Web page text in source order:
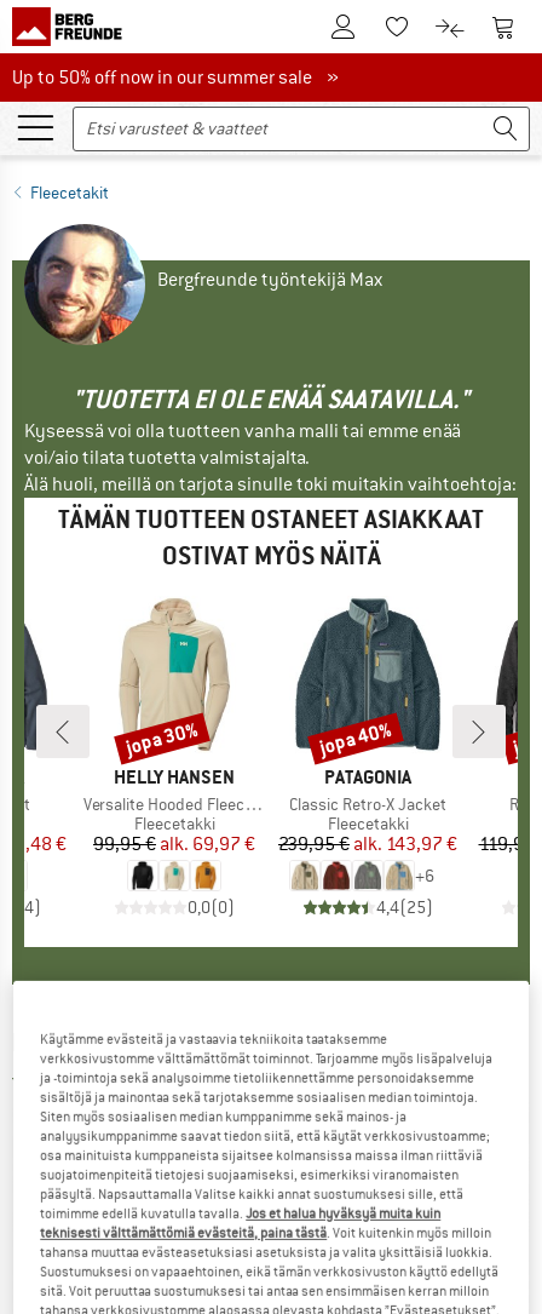
Tästä asiakastililleTästä toivelistalle.
Tästä
Up to 50% off now in our summer sale
Up to 50% off now in our summer sale »
Fleecetakit
Bergfreunde työntekijä Max
"TUOTETTA EI OLE ENÄÄ SAATAVILLA."
Kyseessä voi olla tuotteen vanha malli tai emme enää
voi/aio tilata tuotetta valmistajalta.
Älä huoli, meillä on tarjota sinulle toki muitakin vaihtoehtoja:
TÄMÄN TUOTTEEN OSTANEET ASIAKKAAT
OSTIVAT MYÖS NÄITÄ
hinta
70,48 €
4)
MERKKI
HELLY HANSEN
Tuote
Versalite Hooded Fleece Jacket
Tuoteryhmä
Fleecetakki
Hinta
99,95 € Alennettu hinta
alk. 69,97 €
0,0(0)
Alennus
jopa 30%
MERKKI
PATAGONIA
Tuote
Classic Retro-X Jacket
Tuoteryhmä
Fleecetakki
Hinta
239,95 € Alennettu hinta
alk. 143,97 €
+6
4,4(25)
Alennus
jopa 40%
119,95
MARMOT -Aros Fleece Jacket - Fleecetakki
4,0(1)
Käytämme evästeitä ja vastaavia tekniikoita taataksemme
verkkosivustomme välttämättömät toiminnot. Tarjoamme myös lisäpalveluja
ja -toimintoja sekä analysoimme tietoliikennettämme personoidaksemme
sisältöjä ja mainontaa sekä tarjotaksemme sosiaalisen median toimintoja.
Siten myös sosiaalisen median kumppanimme sekä mainos- ja
analyysikumppanimme saavat tiedon siitä, että käytät verkkosivustoamme;
osa mainituista kumppaneista sijaitsee kolmansissa maissa ilman riittäviä
suojatoimenpiteitä tietojesi suojaamiseksi, esimerkiksi viranomaisten
pääsyltä. Napsauttamalla Valitse kaikki annat suostumuksesi sille, että
toimimme edellä kuvatulla tavalla.Jos et halua hyväksyä muita kuin
teknisesti välttämättömiä evästeitä, paina tästä. Voit kuitenkin myös milloin
tahansa muuttaa evästeasetuksiasi asetuksista ja valita yksittäisiä luokkia.
Suostumuksesi on vapaaehtoinen, eikä tämän verkkosivuston käyttö edellytä
sitä. Voit peruuttaa suostumuksesi tai antaa sen ensimmäisen kerran milloin
tahansa verkkosivustomme alaosassa olevasta kohdasta ”Evästeasetukset”.